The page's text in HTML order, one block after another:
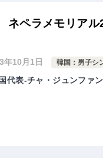
ネペラメモリア
年10月1日 韓国：男子シ
代表-チャ・ジュンファ